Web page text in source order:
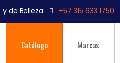
de Belleza +57 315 633 1750
Catálogo Marcas